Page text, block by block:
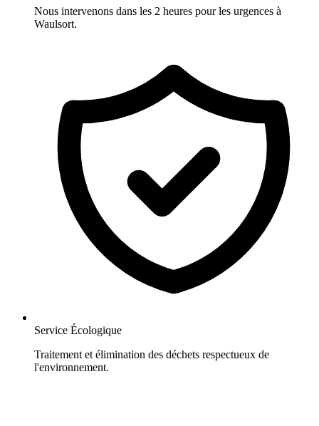
Nous intervenons dans les 2 heures pour les urgences à
Waulsort.
Service Écologique
Traitement et élimination des déchets respectueux de
l'environnement.